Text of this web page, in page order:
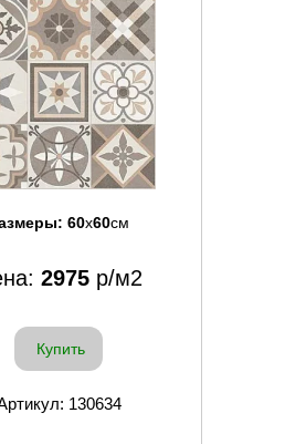
60x60см
2975 р/м2
Купить
130634